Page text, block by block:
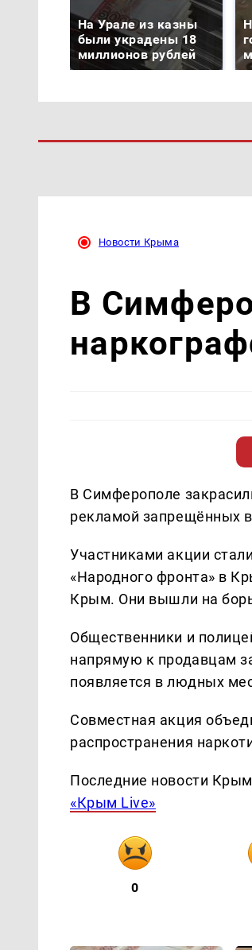
На Урале из казны
были украдены 18
миллионов рублей
Новости Крыма
В
В Симферополе
рекламой запрещённых
Участниками акции
«Народного фронта» в
Крым. Они вышли на
Общественники и
напрямую к продавцам
появляется в людных
Совместная акция
распространения
Последние новости
«Крым Live»
0